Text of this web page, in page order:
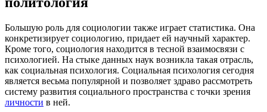
Большую роль для социологии также играет статистика. Она
конкретизирует социологию, придает ей научный характер.
Кроме того, социология находится в тесной взаимосвязи с
психологией. На стыке данных наук возникла такая отрасль,
как социальная психология. Социальная психология сегодня
является весьма популярной и позволяет здраво рассмотреть
систему развития социального пространства с точки зрения
личности в ней.